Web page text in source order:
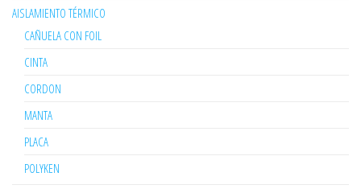
AISLAMIENTO TÉRMICO
CAÑUELA CON FOIL
CINTA
CORDON
MANTA
PLACA
POLYKEN